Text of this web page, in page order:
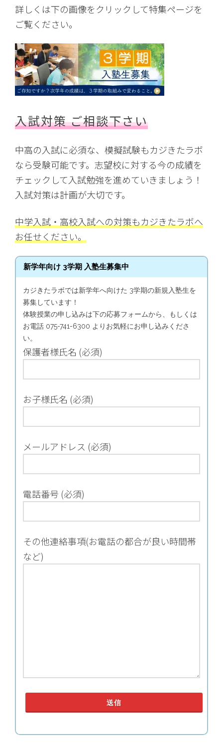
詳しくは下の画像をクリックして特集ページを
ご覧ください。
入試対策 ご相談下さい
中高の入試に必須な、模擬試験もカジきたラボ
なら受験可能です。志望校に対する今の成績を
チェックして入試勉強を進めていきましょう！
入試対策は計画が大切です。
中学入試・高校入試への対策もカジきたラボへ
お任せください。
新学年向け 3学期 入塾生募集中
カジきたラボでは新学年へ向けた 3学期の新規入塾生を
募集しています！
体験授業の申し込みは下の応募フォームから、もしくは
お電話 075-741-6300 よりお気軽にお申し込みくださ
い。
保護者様氏名 (必須)
お子様氏名 (必須)
メールアドレス (必須)
電話番号 (必須)
その他連絡事項(お電話の都合が良い時間帯
など)